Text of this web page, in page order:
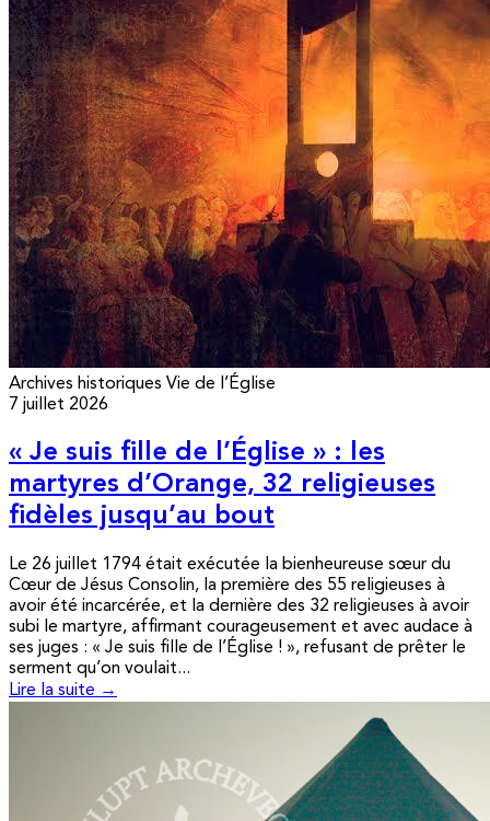
Archives historiques Vie de l’Église
7 juillet 2026
« Je suis fille de l’Église » : les
martyres d’Orange, 32 religieuses
fidèles jusqu’au bout
Le 26 juillet 1794 était exécutée la bienheureuse sœur du
Cœur de Jésus Consolin, la première des 55 religieuses à
avoir été incarcérée, et la dernière des 32 religieuses à avoir
subi le martyre, affirmant courageusement et avec audace à
ses juges : « Je suis fille de l’Église ! », refusant de prêter le
serment qu’on voulait...
Lire la suite →